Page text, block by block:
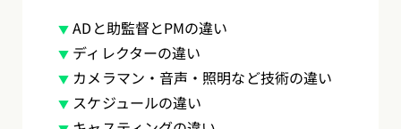
ADと助監督とPMの違い
ディレクターの違い
カメラマン・音声・照明など技術の違い
スケジュールの違い